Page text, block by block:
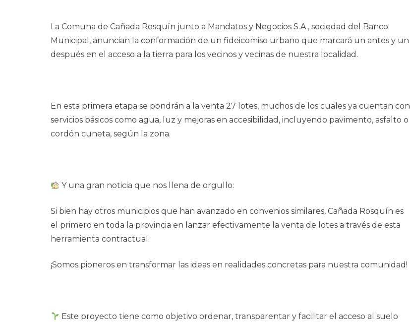
La Comuna de Cañada Rosquín junto a Mandatos y Negocios S.A., sociedad del Banco
Municipal, anuncian la conformación de un fideicomiso urbano que marcará un antes y un
después en el acceso a la tierra para los vecinos y vecinas de nuestra localidad.
En esta primera etapa se pondrán a la venta 27 lotes, muchos de los cuales ya cuentan con
servicios básicos como agua, luz y mejoras en accesibilidad, incluyendo pavimento, asfalto o
cordón cuneta, según la zona.
Y una gran noticia que nos llena de orgullo:
Si bien hay otros municipios que han avanzado en convenios similares, Cañada Rosquín es
el primero en toda la provincia en lanzar efectivamente la venta de lotes a través de esta
herramienta contractual.
¡Somos pioneros en transformar las ideas en realidades concretas para nuestra comunidad!
Este proyecto tiene como objetivo ordenar, transparentar y facilitar el acceso al suelo